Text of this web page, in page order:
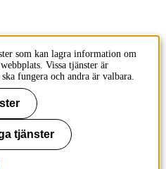
som kan lagra information om
Vissa tjänster är
fungera och andra är valbara.
tjänster